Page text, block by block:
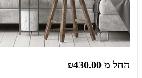
החל מ ₪430.00